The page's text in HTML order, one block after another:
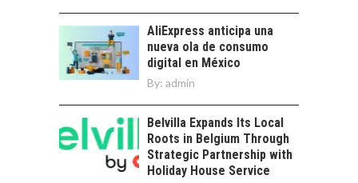
el reto ineludible de…
AliExpress anticipa una
nueva ola de consumo
digital en México
By: admin
Belvilla Expands Its Local
Roots in Belgium Through
Strategic Partnership with
Holiday House Service